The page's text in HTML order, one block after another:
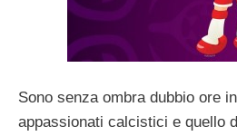
Sono senza ombra dubbio ore
appassionati calcistici e quello